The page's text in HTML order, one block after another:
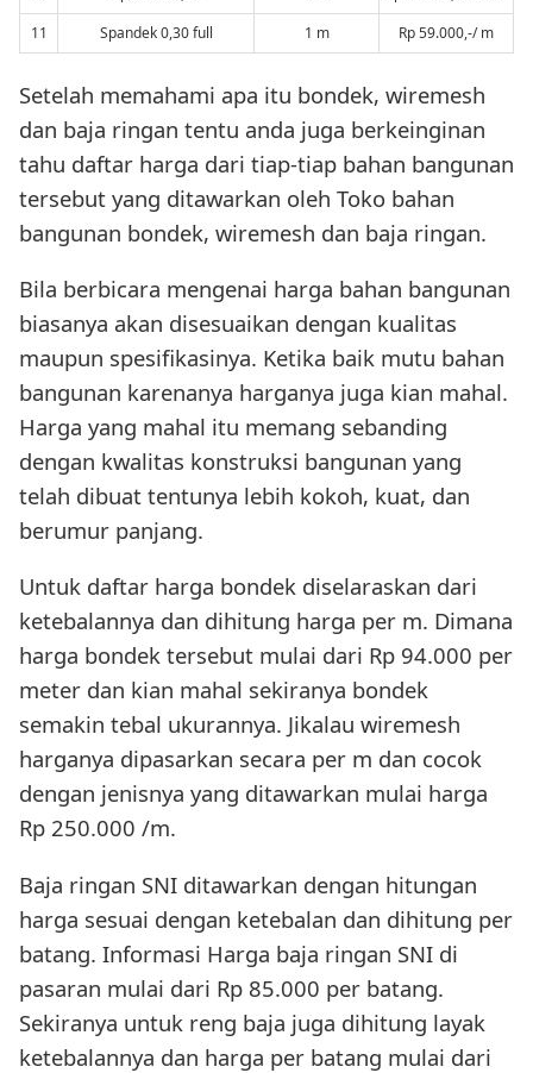
11
Spandek 0,30 full 1 m Rp 59.000,-/ m
Setelah memahami apa itu bondek, wiremesh
dan baja ringan tentu anda juga berkeinginan
tahu daftar harga dari tiap-tiap bahan bangunan
tersebut yang ditawarkan oleh Toko bahan
bangunan bondek, wiremesh dan baja ringan.
Bila berbicara mengenai harga bahan bangunan
biasanya akan disesuaikan dengan kualitas
maupun spesifikasinya. Ketika baik mutu bahan
bangunan karenanya harganya juga kian mahal.
Harga yang mahal itu memang sebanding
dengan kwalitas konstruksi bangunan yang
telah dibuat tentunya lebih kokoh, kuat, dan
berumur panjang.
Untuk daftar harga bondek diselaraskan dari
ketebalannya dan dihitung harga per m. Dimana
harga bondek tersebut mulai dari Rp 94.000 per
meter dan kian mahal sekiranya bondek
semakin tebal ukurannya. Jikalau wiremesh
harganya dipasarkan secara per m dan cocok
dengan jenisnya yang ditawarkan mulai harga
Rp 250.000 /m.
Baja ringan SNI ditawarkan dengan hitungan
harga sesuai dengan ketebalan dan dihitung per
batang. Informasi Harga baja ringan SNI di
pasaran mulai dari Rp 85.000 per batang.
Sekiranya untuk reng baja juga dihitung layak
ketebalannya dan harga per batang mulai dari